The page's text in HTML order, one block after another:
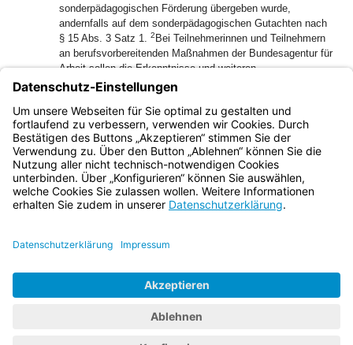
sonderpädagogischen Förderung übergeben wurde,
andernfalls auf dem sonderpädagogischen Gutachten nach
§ 15 Abs. 3 Satz 1. 2 Bei Teilnehmerinnen und Teilnehmern
an berufsvorbereitenden Maßnahmen der Bundesagentur für
Arbeit sollen die Erkenntnisse und weiteren
Fördermöglichkeiten der Arbeitsverwaltung und der von ihr
beauftragten Maßnahmeträger einbezogen werden.
Förderplan soll mit den Erziehungsberechtigten und den
Jugendlichen erörtert werden.
Bayern.de
BayernPortal
Impressum